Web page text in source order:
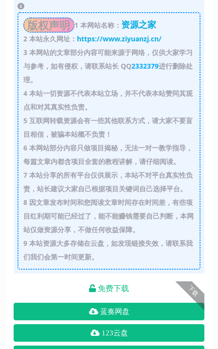
版权声明 1 本网站名称： 资源之家
2本站永久网址： https://www.ziyuanzj.cn/
3本网站的文章部分内容可能来源于网络，仅供大家学习
与参考，如有侵权，请联系站长 QQ2332379进行删除处
理。
4本站一切资源不代表本站立场，并不代表本站赞同其观
点和对其真实性负责。
5互联网转载资源会有一些其他联系方式，请大家不要盲
目相信，被骗本站概不负责！
6本网站部分内容只做项目揭秘，无法一对一教学指导，
每篇文章内都含项目全套的教程讲解，请仔细阅读。
7本站分享的所有平台仅供展示，本站不对平台真实性负
责，站长建议大家自己根据项目关键词自己选择平台。
8因文章发布时间和您阅读文章时间存在时间差，有些项
目红利期可能已经过了，能不能赚钱需要自己判断，本网
站仅做资源分享，不做任何收益保障。
9本站资源大多存储在云盘，如发现链接失效，请联系我
们我们会第一时间更新。
下载
免费下载
蓝奏网盘
123云盘